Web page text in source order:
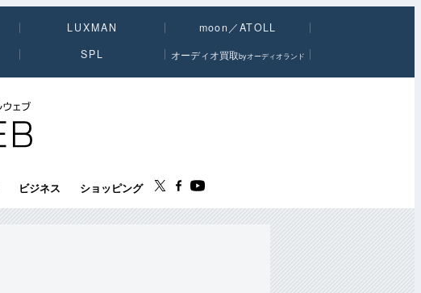
LUXMAN
moon／ATOLL
SPL オーディオ買取byオーディオランド
ビジネス ショッピング